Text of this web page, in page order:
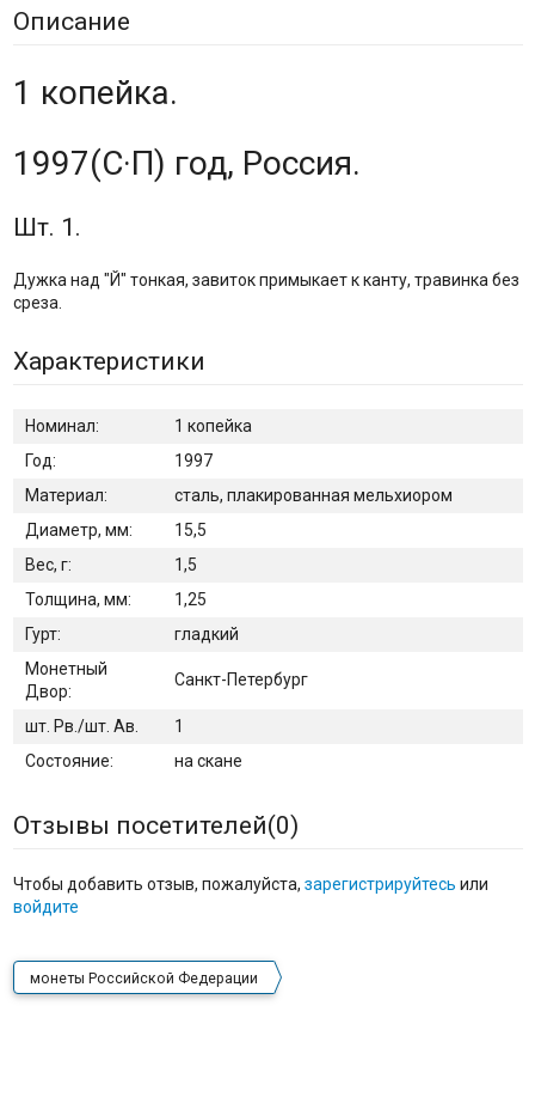
Описание
1 копейка.
1997(С·П) год, Россия.
Шт. 1.
Дужка над "Й" тонкая, завиток примыкает к канту, травинка без
среза.
Характеристики
Номинал:
1 копейка
Год:
1997
Материал:
сталь, плакированная мельхиором
Диаметр, мм:
15,5
Вес, г:
1,5
Толщина, мм:
1,25
Гурт:
гладкий
Монетный
Двор:
Санкт-Петербург
шт. Рв./шт. Ав.
1
Состояние:
на скане
Отзывы посетителей(0)
Чтобы добавить отзыв, пожалуйста, зарегистрируйтесь или
войдите
монеты Российской Федерации